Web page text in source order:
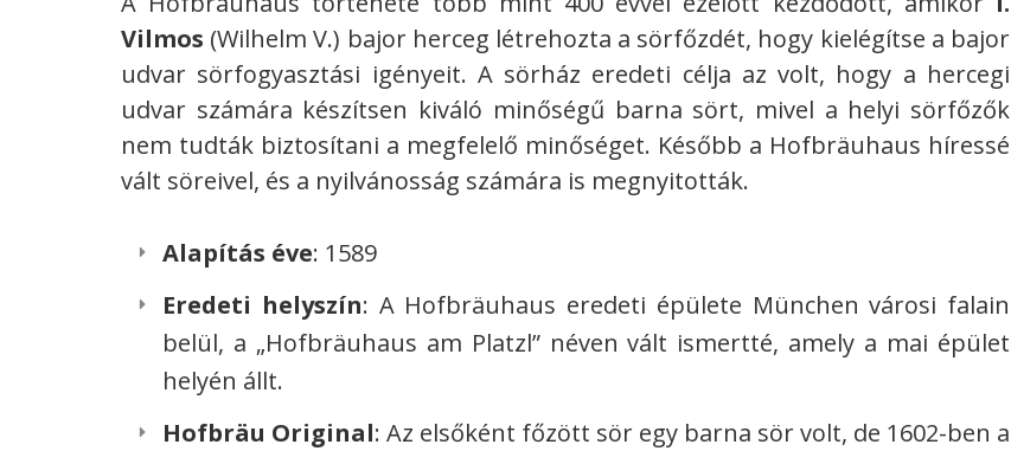
Vilmos (Wilhelm V.) bajor herceg létrehozta a sörfőzdét, hogy kielégítse a bajor
udvar sörfogyasztási igényeit. A sörház eredeti célja az volt, hogy a hercegi
udvar számára készítsen kiváló minőségű barna sört, mivel a helyi sörfőzők
nem tudták biztosítani a megfelelő minőséget. Később a Hofbräuhaus híressé
vált söreivel, és a nyilvánosság számára is megnyitották.
Alapítás éve: 1589
Eredeti helyszín: A Hofbräuhaus eredeti épülete München városi falain
belül, a „Hofbräuhaus am Platzl” néven vált ismertté, amely a mai épület
helyén állt.
Hofbräu Original: Az elsőként főzött sör egy barna sör volt, de 1602-ben a